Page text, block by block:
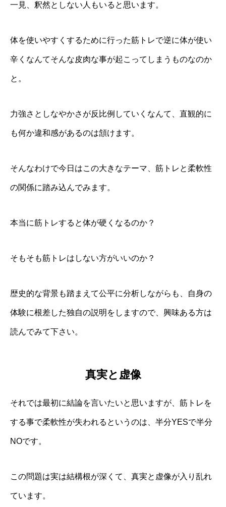
一見、釈然としない人もいると思います。
体を使いやすくするために行った筋トレで逆に体が使い
辛くなんてそんな皮肉な事が起こってしまうものなのか
と。
力強さとしなやかさが反比例していくなんて、直観的に
も何か違和感があるのは頷けます。
そんなわけで今日はこの大きなテーマ、筋トレと柔軟性
の関係に踏み込んでみます。
本当に筋トレすると体が硬くなるのか？
そもそも筋トレはしない方がいいのか？
歴史的な背景も踏まえて公平に分析しながらも、自身の
体験に根差した独自の説明をしますので、興味ある方は
読んでみて下さい。
真実と虚像
それでは最初に結論を言いたいと思いますが、筋トレを
する事で柔軟性が失われるというのは、半分YESで半分
NOです。
この問題は実は結構根が深くて、真実と虚像が入り乱れ
ています。